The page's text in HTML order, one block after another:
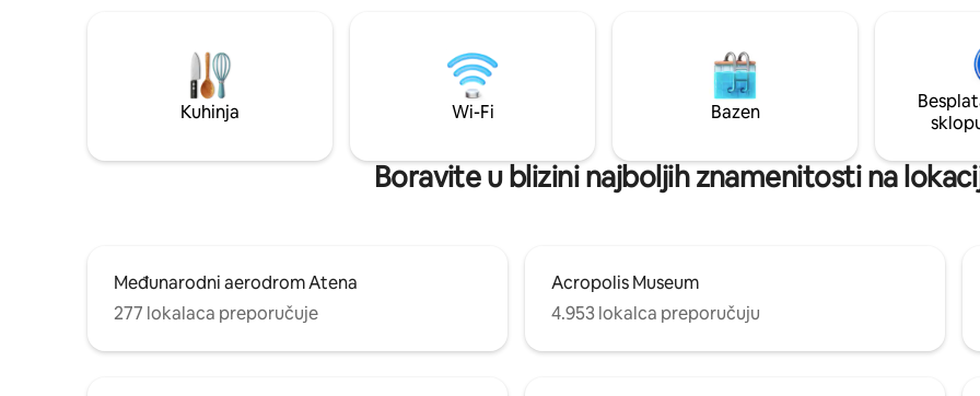
bazenom i vrtom. Doživite
doživljaj koji spaja kulturu,
prirodu.
Kuhinja Wi-Fi Bazen
Boravite u blizini najboljih znamenitosti na
Međunarodni aerodrom Atena
277 lokalaca preporučuje
Acropolis Museum
4.953 lokalca preporučuju